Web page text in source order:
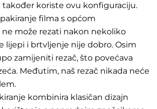
koriste ovu konfiguraciju.
filma s općom
može rezati nakon nekoliko
lijepi i brtvljenje nije dobro. Osim
zamijeniti rezač, što povećava
Međutim, naš rezač nikada neće
kombinira klasičan dizajn